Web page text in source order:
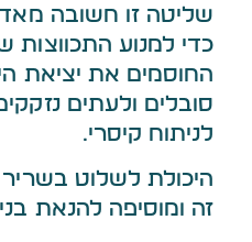
שליטה זו חשובה
כדי למנוע התכווצות
החוסמים את יציאת
סובלים ולעתים
לניתוח קיסרי.
היכולת לשלוט
זה ומוסיפה להנאת